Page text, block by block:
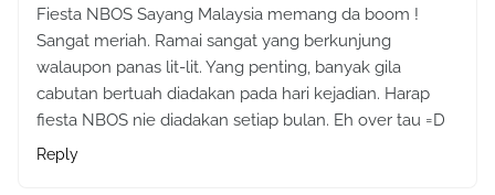
Fiesta NBOS Sayang Malaysia memang da boom !
Sangat meriah. Ramai sangat yang berkunjung
walaupon panas lit-lit. Yang penting, banyak gila
cabutan bertuah diadakan pada hari kejadian. Harap
fiesta NBOS nie diadakan setiap bulan. Eh over tau =D
Reply